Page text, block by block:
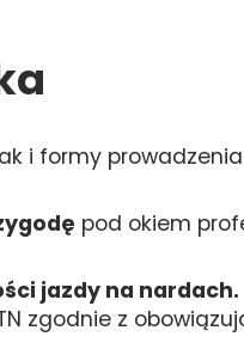
i formy
pod okiem
jazdy na nardach.
zgodnie z